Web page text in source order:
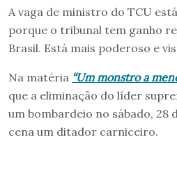
A vaga de ministro do TCU
porque o tribunal tem ganho
Brasil. Está mais poderoso e
Na matéria “Um monstro a
que a eliminação do líder
um bombardeio no sábado,
cena um ditador carniceiro.